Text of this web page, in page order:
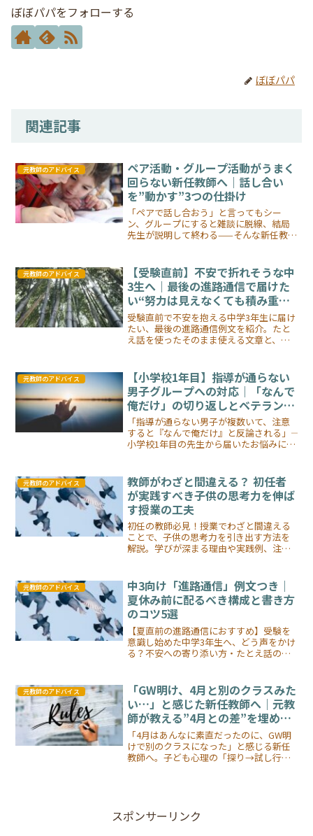
ぼぼパパをフォローする
ぼぼパパ
関連記事
元教師のアドバイス
ペア活動・グループ活動がうまく
回らない新任教師へ｜話し合い
を”動かす”3つの仕掛け
「ペアで話し合おう」と言ってもシー
ン、グループにすると雑談に脱線、結局
先生が説明して終わる——そんな新任教師
間・役割分担・アウトプット予告）を解
説します。
元教師のアドバイス
【受験直前】不安で折れそうな中
3生へ｜最後の進路通信で届けた
い“努力は見えなくても積み重な
っている”という話
受験直前で不安を抱える中学3年生に届け
たい、最後の進路通信例文を紹介。たと
え話を使ったそのまま使える文章と、努
元教師のアドバイス
【小学校1年目】指導が通らない
男子グループへの対応｜「なんで
俺だけ」の切り返しとベテランと
の差の正体
「指導が通らない男子が複数いて、注意
すると『なんで俺だけ』と反論される」――
小学校1年目の先生から届いたお悩みに、
ステップ、リーダー格の子の活かし方ま
で具体的にお答えします。
元教師のアドバイス
教師がわざと間違える？ 初任者
が実践すべき子供の思考力を伸ば
す授業の工夫
初任の教師必見！授業でわざと間違える
ことで、子供の思考力を引き出す方法を
解説。学びが深まる理由や実践例、注意
元教師のアドバイス
中3向け「進路通信」例文つき｜
夏休み前に配るべき構成と書き方
のコツ5選
【夏直前の進路通信におすすめ】受験を
意識し始めた中学3年生へ、どう声をかけ
る？不安への寄り添い方・たとえ話の使
説！
元教師のアドバイス
「GW明け、4月と別のクラスみた
い…」と感じた新任教師へ｜元教
師が教える”4月との差”を埋める
立て直し術
「4月はあんなに素直だったのに、GW明
けで別のクラスになった」と感じる新任
教師へ。子ども心理の「探り→試し行動
スポンサーリンク